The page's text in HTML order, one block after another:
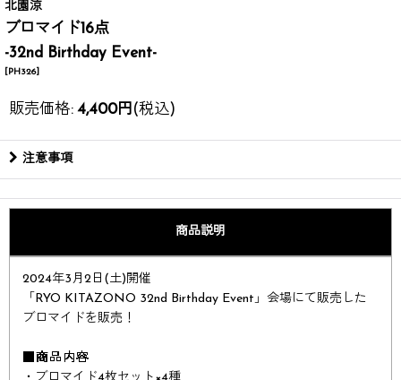
北園涼
ブロマイド16点
-32nd Birthday Event-
[PH326]
販売価格: 4,400円 (税込)
注意事項
商品説明
2024年3月2日(土)開催
「RYO KITAZONO 32nd Birthday Event」会場にて販売した
ブロマイドを販売！
■商品内容